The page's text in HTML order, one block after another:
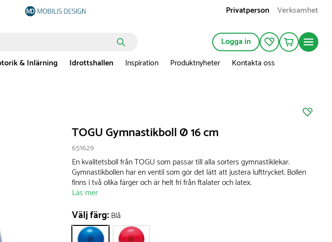
Privatperson Verksamhet
Logga in
& Inlärning Idrottshallen Inspiration Produktnyheter Kontakta oss
TOGU Gymnastikboll Ø 16 cm
651629
En kvalitetsboll från TOGU som passar till alla sorters gymnastiklekar.
Gymnastikbollen har en ventil som gör det lätt att justera lufttrycket. Bollen
finns i två olika färger och är helt fri från ftalater och latex.
Läs mer
Välj färg:Blå